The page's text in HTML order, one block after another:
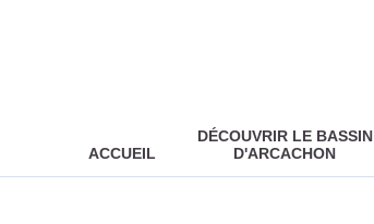
ACCUEIL
DÉCOUVRIR LE BASSIN
D'ARCACHON